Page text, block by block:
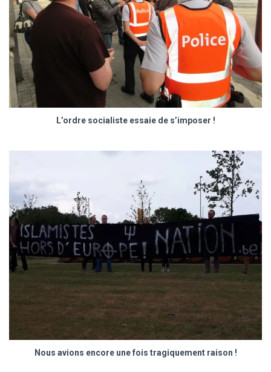
L’ordre socialiste essaie de s’imposer !
Nous avions encore une fois tragiquement raison !